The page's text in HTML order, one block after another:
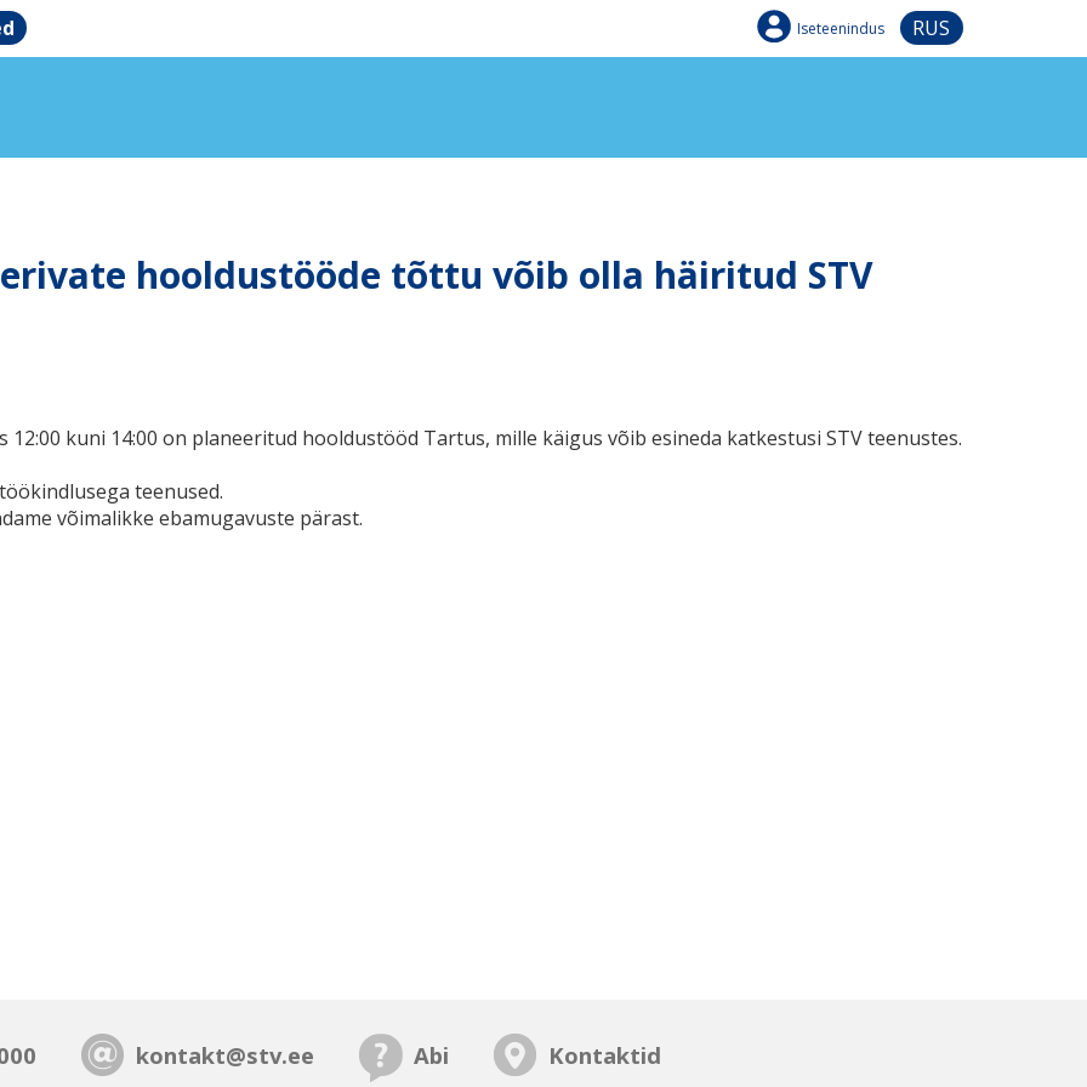
Iseteenindus RUS
hooldustööde tõttu võib olla häiritud STV
12:00 kuni 14:00 on planeeritud hooldustööd Tartus, mille käigus võib esineda katkestusi STV teenustes.
teenused.
võimalikke ebamugavuste pärast.
kontakt@stv.ee Abi Kontaktid